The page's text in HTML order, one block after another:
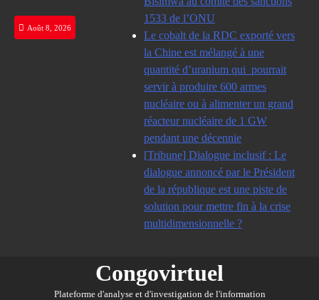
Août 8, 2026
1533 de l’ONU
Le cobalt de la RDC exporté vers
la Chine est mélangé à une
quantité d’uranium qui pourrait
servir à produire 600 armes
nucléaire ou à alimenter un grand
réacteur nucléaire de 1 GW
pendant une décennie
[Tribune] Dialogue inclusif : Le
dialogue annoncé par le Président
de la république est une piste de
solution pour mettre fin à la crise
multidimensionnelle ?
Congovirtuel
Plateforme d'analyse et d'investigation de l'information